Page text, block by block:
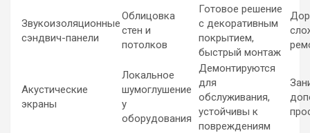
Звукоизоляционные
сэндвич-панели
Облицовка
стен и
потолков
Готовое решение
с декоративным
покрытием,
быстрый монтаж
Акустические
экраны
Локальное
шумоглушение
у
оборудования
Демонтируются
для
обслуживания,
устойчивы к
повреждениям